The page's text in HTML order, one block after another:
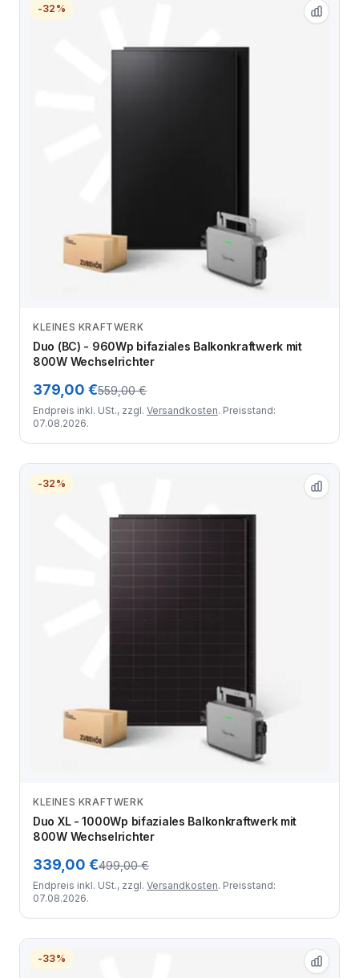
-32%
Zum Angebot
KLEINES KRAFTWERK
Duo (BC) - 960Wp bifaziales Balkonkraftwerk mit
800W Wechselrichter
379,00 €559,00 €
Endpreis inkl. USt., zzgl. Versandkosten. Preisstand:
07.08.2026.
-32%
Zum Angebot
KLEINES KRAFTWERK
Duo XL - 1000Wp bifaziales Balkonkraftwerk mit
800W Wechselrichter
339,00 €499,00 €
Endpreis inkl. USt., zzgl. Versandkosten. Preisstand:
07.08.2026.
-33%